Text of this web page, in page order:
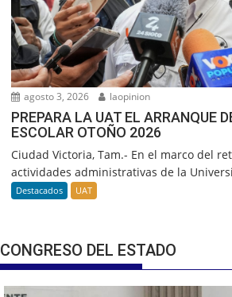
agosto 3, 2026 laopinion
PREPARA LA UAT EL ARRANQUE
ESCOLAR OTOÑO 2026
Ciudad Victoria, Tam.- En el marco del
actividades administrativas de la
Destacados UAT
CONGRESO DEL ESTADO